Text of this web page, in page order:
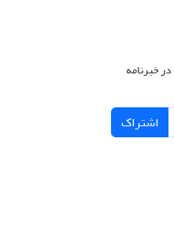
خبرنامه
اشتراک